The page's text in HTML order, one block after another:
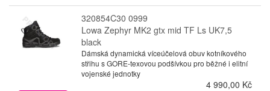
320854C30 0999
Lowa Zephyr MK2 gtx mid TF Ls UK7,5
black
Dámská dynamická víceúčelová obuv kotníkového
střihu s GORE-texovou podšívkou pro běžné i elitní
vojenské jednotky
4 990,00 Kč